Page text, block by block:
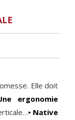
Elle doit
ergonomie
• Native